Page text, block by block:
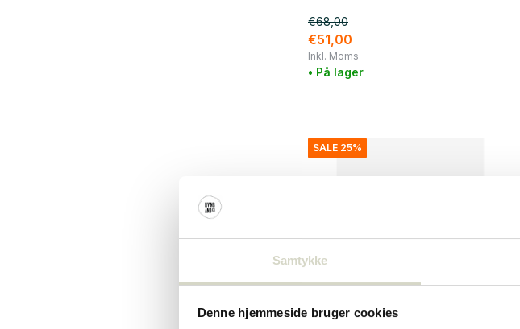
Samtykke
Denne hjemmeside bruger cookies
€68,00
€51,00
Inkl. Moms
• På lager
SALE 25%